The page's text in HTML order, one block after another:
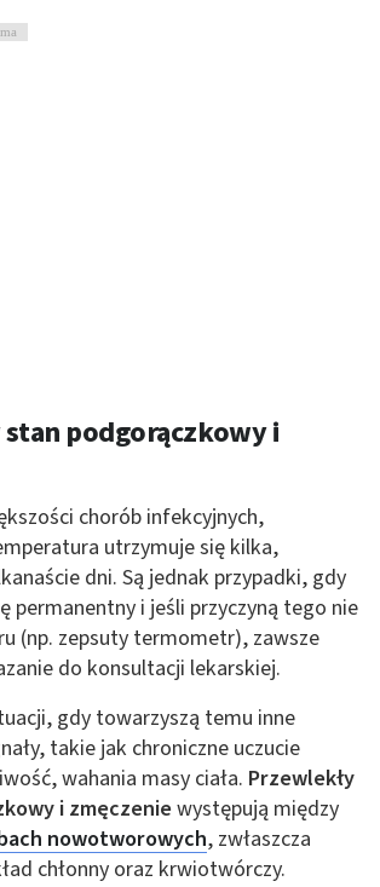
podgorączkowy i
chorób infekcyjnych,
utrzymuje się kilka,
dni. Są jednak przypadki, gdy
permanentny i jeśli przyczyną tego nie
(np. zepsuty termometr), zawsze
do konsultacji lekarskiej.
gdy towarzyszą temu inne
takie jak chroniczne uczucie
wahania masy ciała. Przewlekły
i zmęczeniewystępują między
nowotworowych, zwłaszcza
chłonny oraz krwiotwórczy.